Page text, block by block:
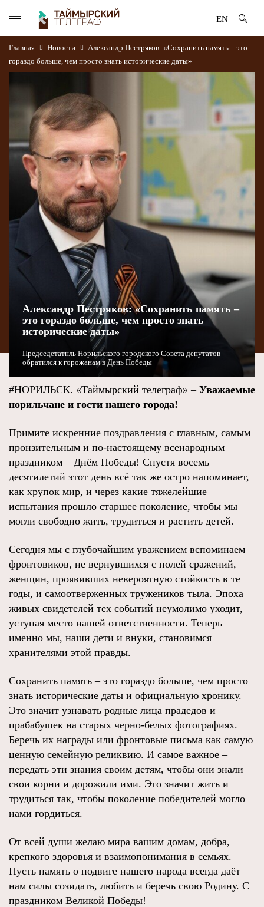
EN
Главная Новости
Александр Пестряков: «Сохранить память – это
гораздо больше, чем просто знать исторические даты»
Александр Пестряков: «Сохранить память –
это гораздо больше, чем просто знать
исторические даты»
Председетатнль Норильского городского Совета депутатов
обратился к горожанам в День Победы
#НОРИЛЬСК. «Таймырский телеграф» – Уважаемые
норильчане и гости нашего города!
Примите искренние поздравления с главным, самым
пронзительным и по-настоящему всенародным
праздником – Днём Победы! Спустя восемь
десятилетий этот день всё так же остро напоминает,
как хрупок мир, и через какие тяжелейшие
испытания прошло старшее поколение, чтобы мы
могли свободно жить, трудиться и растить детей.
Сегодня мы с глубочайшим уважением вспоминаем
фронтовиков, не вернувшихся с полей сражений,
женщин, проявивших невероятную стойкость в те
годы, и самоотверженных тружеников тыла. Эпоха
живых свидетелей тех событий неумолимо уходит,
уступая место нашей ответственности. Теперь
именно мы, наши дети и внуки, становимся
хранителями этой правды.
Сохранить память – это гораздо больше, чем просто
знать исторические даты и официальную хронику.
Это значит узнавать родные лица прадедов и
прабабушек на старых черно-белых фотографиях.
Беречь их награды или фронтовые письма как самую
ценную семейную реликвию. И самое важное –
передать эти знания своим детям, чтобы они знали
свои корни и дорожили ими. Это значит жить и
трудиться так, чтобы поколение победителей могло
нами гордиться.
От всей души желаю мира вашим домам, добра,
крепкого здоровья и взаимопонимания в семьях.
Пусть память о подвиге нашего народа всегда даёт
нам силы созидать, любить и беречь свою Родину. С
праздником Великой Победы!